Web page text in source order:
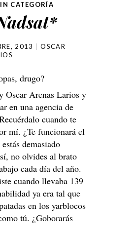
CATEGORÍA
2013
OSCAR
drugo?
Oscar Arenas Larios y
en una agencia de
cuando te
mí. ¿Te funcionará el
demasiado
no olvides al brato
cada día del año.
cuando llevaba 139
ya era tal que
en los yarblocos
tú. ¿Goborarás